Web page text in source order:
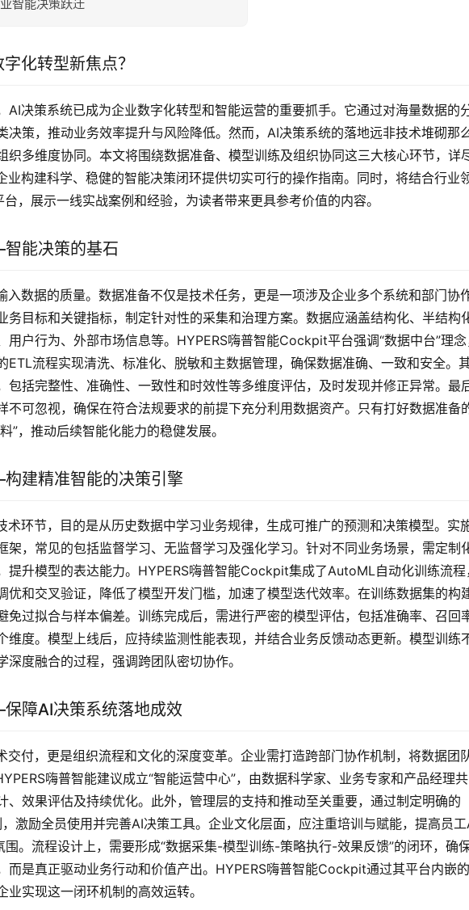
智能决策跃迁
化转型新焦点？
AI决策系统已成为企业数字化转型和智能运营的重要抓手。它通过对海量数据的
决策，推动业务效率提升与风险降低。然而，AI决策系统的落地远非技术堆砌那
织多维度协同。本文将围绕数据准备、模型训练及组织协同这三大核心环节，详
业构建科学、稳健的智能决策闭环提供切实可行的操作指南。同时，将结合行业
，展示一线实战案例和经验，为读者带来更具参考价值的内容。
能决策的基石
入数据的质量。数据准备不仅是技术任务，更是一项涉及企业多个系统和部门协
务目标和关键指标，制定针对性的采集和治理方案。数据应涵盖结构化、半结构
用户行为、外部市场信息等。HYPERS嗨普智能Cockpit平台强调“数据中台”理
ETL流程实现清洗、标准化、脱敏和主数据管理，确保数据准确、一致和安全。
包括完整性、准确性、一致性和时效性等多维度评估，及时发现并修正异常。最
不可忽视，确保在符合法规要求的前提下充分利用数据资产。只有打好数据准备
”，推动后续智能化能力的稳健发展。
建精准智能的决策引擎
术环节，目的是从历史数据中学习业务规律，生成可推广的预测和决策模型。实
架，常见的包括监督学习、无监督学习及强化学习。针对不同业务场景，需定制
提升模型的表达能力。HYPERS嗨普智能Cockpit集成了AutoML自动化训练流程
优和交叉验证，降低了模型开发门槛，加速了模型迭代效率。在训练数据集的构
免过拟合与样本偏差。训练完成后，需进行严密的模型评估，包括准确率、召回
维度。模型上线后，应持续监测性能表现，并结合业务反馈动态更新。模型训练
度融合的过程，强调跨团队密切协作。
障AI决策系统落地成效
交付，更是组织流程和文化的深度变革。企业需打造跨部门协作机制，将数据团
嗨普智能建议成立“智能运营中心”，由数据科学家、业务专家和产品经理
、效果评估及持续优化。此外，管理层的支持和推动至关重要，通过制定明确的
激励全员使用并完善AI决策工具。企业文化层面，应注重培训与赋能，提高员
围。流程设计上，需要形成“数据采集-模型训练-策略执行-效果反馈”的闭环，确
而是真正驱动业务行动和价值产出。HYPERS嗨普智能Cockpit通过其平台内嵌
实现这一闭环机制的高效运转。